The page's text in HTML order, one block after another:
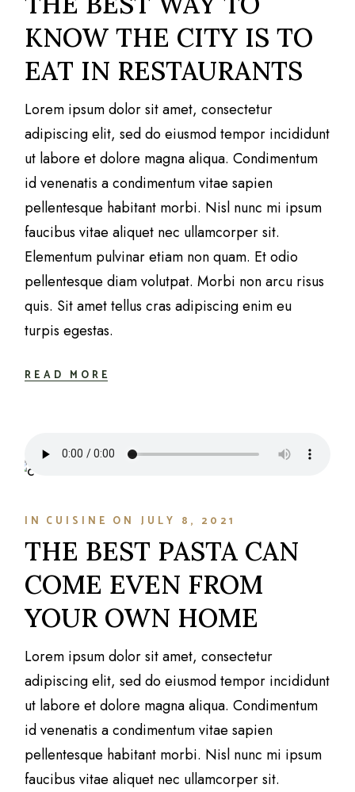
KNOW THE CITY IS TO
EAT IN RESTAURANTS
Lorem ipsum dolor sit amet, consectetur
adipiscing elit, sed do eiusmod tempor incididunt
ut labore et dolore magna aliqua. Condimentum
id venenatis a condimentum vitae sapien
pellentesque habitant morbi. Nisl nunc mi ipsum
faucibus vitae aliquet nec ullamcorper sit.
Elementum pulvinar etiam non quam. Et odio
pellentesque diam volutpat. Morbi non arcu risus
quis. Sit amet tellus cras adipiscing enim eu
turpis egestas.
READ MORE
IN CUISINE ON JULY 8, 2021
THE BEST PASTA CAN
COME EVEN FROM
YOUR OWN HOME
Lorem ipsum dolor sit amet, consectetur
adipiscing elit, sed do eiusmod tempor incididunt
ut labore et dolore magna aliqua. Condimentum
id venenatis a condimentum vitae sapien
pellentesque habitant morbi. Nisl nunc mi ipsum
faucibus vitae aliquet nec ullamcorper sit.